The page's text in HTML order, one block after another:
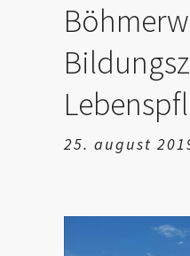
25. august